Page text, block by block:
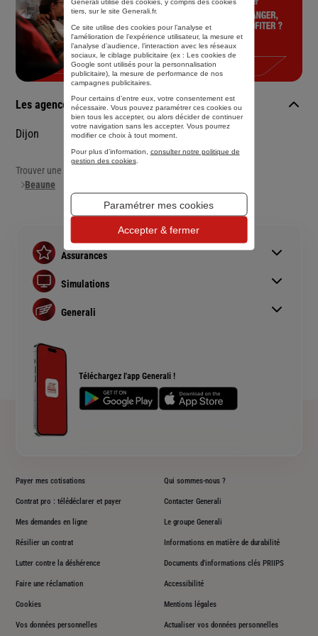
Les agences Generali dans les villes à proximité
Dijon
Trouver une agence Generali
Beaune
Téléchargez l'app Generali !
Assurances
Assurance auto
Assurance habitation
Assurance prêt immobilier
Complémentaire santé senior
Simulations
Simulation assurance auto
Devis assurance habitation
Devis assurance chien ou chat
Generali
Rendements fonds euros Generali
Accessibilité sourds et malentendants
Plan du site
Payer mes cotisations
Contrat pro : télédéclarer et payer
Mes demandes en ligne
Résilier un contrat
Lutter contre la déshérence
Faire une réclamation
Qui sommes-nous ?
Contacter Generali
Le groupe Generali
Informations en matière de durabilité
Documents d'informations clés PRIIPS
Accessibilité
Cookies Mentions légales
Vos données personnelles Actualiser vos données personnelles
Generali utilise des cookies, y compris des cookies
tiers, sur le site Generali.fr.
Ce site utilise des cookies pour l’analyse et
l'amélioration de l’expérience utilisateur, la mesure et
l’analyse d’audience, l’interaction avec les réseaux
sociaux, le ciblage publicitaire (ex : Les cookies de
Google sont utilisés pour la personnalisation
publicitaire), la mesure de performance de nos
campagnes publicitaires.
Pour certains d’entre eux, votre consentement est
nécessaire. Vous pouvez paramétrer ces cookies ou
bien tous les accepter, ou alors décider de continuer
votre navigation sans les accepter. Vous pourrez
modifier ce choix à tout moment.
Pour plus d’information, consulter notre politique de
gestion des cookies.
Paramétrer mes cookies
Accepter & fermer